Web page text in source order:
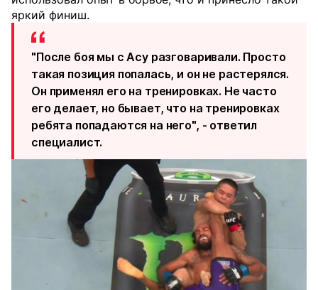
яркий финиш.
"После боя мы с Асу разговаривали. Просто
такая позиция попалась, и он не растерялся.
Он применял его на тренировках. Не часто
его делает, но бывает, что на тренировках
ребята попадаются на него", - ответил
специалист.